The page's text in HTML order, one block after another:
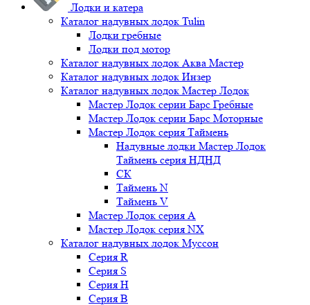
Лодки и катера
Каталог надувных лодок Tulin
Лодки гребные
Лодки под мотор
Каталог надувных лодок Аква Мастер
Каталог надувных лодок Инзер
Каталог надувных лодок Мастер Лодок
Мастер Лодок серии Барс Гребные
Мастер Лодок серии Барс Моторные
Мастер Лодок серия Таймень
Надувные лодки Мастер Лодок
Таймень серия НДНД
СК
Таймень N
Таймень V
Мастер Лодок серия А
Мастер Лодок серия NX
Каталог надувных лодок Муссон
Серия R
Серия S
Серия H
Серия B